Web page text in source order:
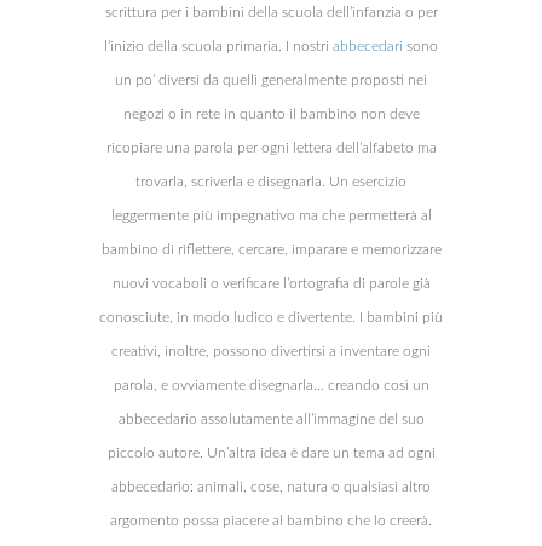
scrittura per i bambini della scuola dell’infanzia o per
l’inizio della scuola primaria. I nostri abbecedari sono
un po’ diversi da quelli generalmente proposti nei
negozi o in rete in quanto il bambino non deve
ricopiare una parola per ogni lettera dell’alfabeto ma
trovarla, scriverla e disegnarla. Un esercizio
leggermente più impegnativo ma che permetterà al
bambino di riflettere, cercare, imparare e memorizzare
nuovi vocaboli o verificare l’ortografia di parole già
conosciute, in modo ludico e divertente. I bambini più
creativi, inoltre, possono divertirsi a inventare ogni
parola, e ovviamente disegnarla… creando così un
abbecedario assolutamente all’immagine del suo
piccolo autore. Un’altra idea è dare un tema ad ogni
abbecedario: animali, cose, natura o qualsiasi altro
argomento possa piacere al bambino che lo creerà.